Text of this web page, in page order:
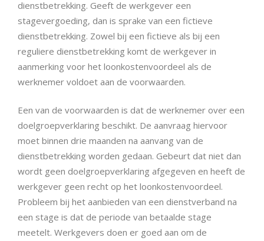
dienstbetrekking. Geeft de werkgever een
stagevergoeding, dan is sprake van een fictieve
dienstbetrekking. Zowel bij een fictieve als bij een
reguliere dienstbetrekking komt de werkgever in
aanmerking voor het loonkostenvoordeel als de
werknemer voldoet aan de voorwaarden.
Een van de voorwaarden is dat de werknemer over een
doelgroepverklaring beschikt. De aanvraag hiervoor
moet binnen drie maanden na aanvang van de
dienstbetrekking worden gedaan. Gebeurt dat niet dan
wordt geen doelgroepverklaring afgegeven en heeft de
werkgever geen recht op het loonkostenvoordeel.
Probleem bij het aanbieden van een dienstverband na
een stage is dat de periode van betaalde stage
meetelt. Werkgevers doen er goed aan om de